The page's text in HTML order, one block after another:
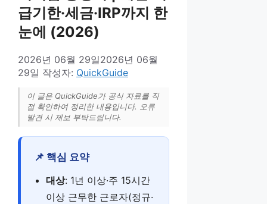
급기한·세금·IRP까지 한
눈에 (2026)
2026년 06월 29일2026년 06월
29일 작성자: QuickGuide
이 글은 QuickGuide가 공식 자료를 직
접 확인하여 정리한 내용입니다. 오류
발견 시 제보 부탁드립니다.
📌 핵심 요약
대상: 1년 이상·주 15시간
이상 근무한 근로자(정규·